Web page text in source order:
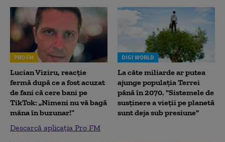
PRO FM
Lucian Viziru, reacție
fermă după ce a fost acuzat
de fani că cere bani pe
TikTok: „Nimeni nu vă bagă
mâna în buzunar!”
Descarcă aplicația Pro FM
DIGI WORLD
La câte miliarde ar putea
ajunge populația Terrei
până în 2070. "Sistemele de
susținere a vieții pe planetă
sunt deja sub presiune"